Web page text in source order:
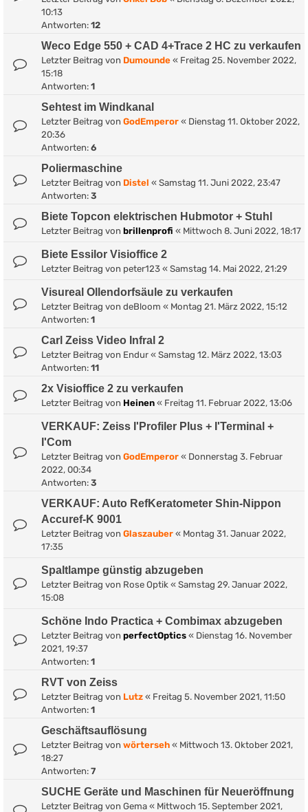
10:13
Antworten: 12
Weco Edge 550 + CAD 4+Trace 2 HC zu verkaufen
Letzter Beitrag von Dumounde « Freitag 25. November 2022,
15:18
Antworten: 1
Sehtest im Windkanal
Letzter Beitrag von GodEmperor « Dienstag 11. Oktober 2022,
20:36
Antworten: 6
Poliermaschine
Letzter Beitrag von Distel « Samstag 11. Juni 2022, 23:47
Antworten: 3
Biete Topcon elektrischen Hubmotor + Stuhl
Letzter Beitrag von brillenprofi « Mittwoch 8. Juni 2022, 18:17
Biete Essilor Visioffice 2
Letzter Beitrag von peter123 « Samstag 14. Mai 2022, 21:29
Visureal Ollendorfsäule zu verkaufen
Letzter Beitrag von deBloom « Montag 21. März 2022, 15:12
Antworten: 1
Carl Zeiss Video Infral 2
Letzter Beitrag von Endur « Samstag 12. März 2022, 13:03
Antworten: 11
2x Visioffice 2 zu verkaufen
Letzter Beitrag von Heinen « Freitag 11. Februar 2022, 13:06
VERKAUF: Zeiss I'Profiler Plus + I'Terminal +
I'Com
Letzter Beitrag von GodEmperor « Donnerstag 3. Februar
2022, 00:34
Antworten: 3
VERKAUF: Auto RefKeratometer Shin-Nippon
Accuref-K 9001
Letzter Beitrag von Glaszauber « Montag 31. Januar 2022,
17:35
Spaltlampe günstig abzugeben
Letzter Beitrag von Rose Optik « Samstag 29. Januar 2022,
15:08
Schöne Indo Practica + Combimax abzugeben
Letzter Beitrag von perfectOptics « Dienstag 16. November
2021, 19:37
Antworten: 1
RVT von Zeiss
Letzter Beitrag von Lutz « Freitag 5. November 2021, 11:50
Antworten: 1
Geschäftsauflösung
Letzter Beitrag von wörterseh « Mittwoch 13. Oktober 2021,
18:27
Antworten: 7
SUCHE Geräte und Maschinen für Neueröffnung
Letzter Beitrag von Gema « Mittwoch 15. September 2021,